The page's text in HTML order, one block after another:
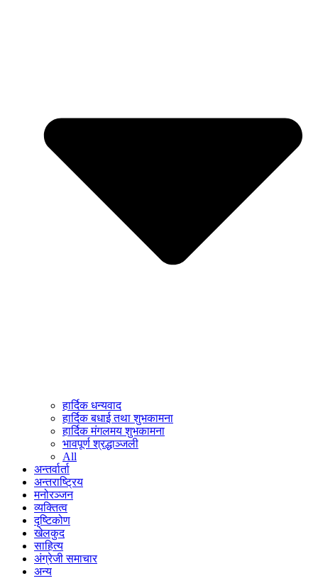
हार्दिक धन्यवाद
हार्दिक बधाई तथा शुभकामना
हार्दिक मंगलमय शुभकामना
भावपूर्ण श्रद्धाञ्जली
All
अन्तर्वार्ता
अन्तराष्ट्रिय
मनोरञ्जन
व्यक्तित्व
दृष्टिकोण
खेलकुद
साहित्य
अंग्रेजी समाचार
अन्य